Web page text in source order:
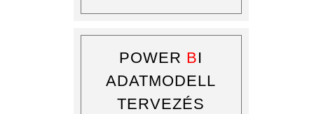
POWER BI
ADATMODELL
TERVEZÉS